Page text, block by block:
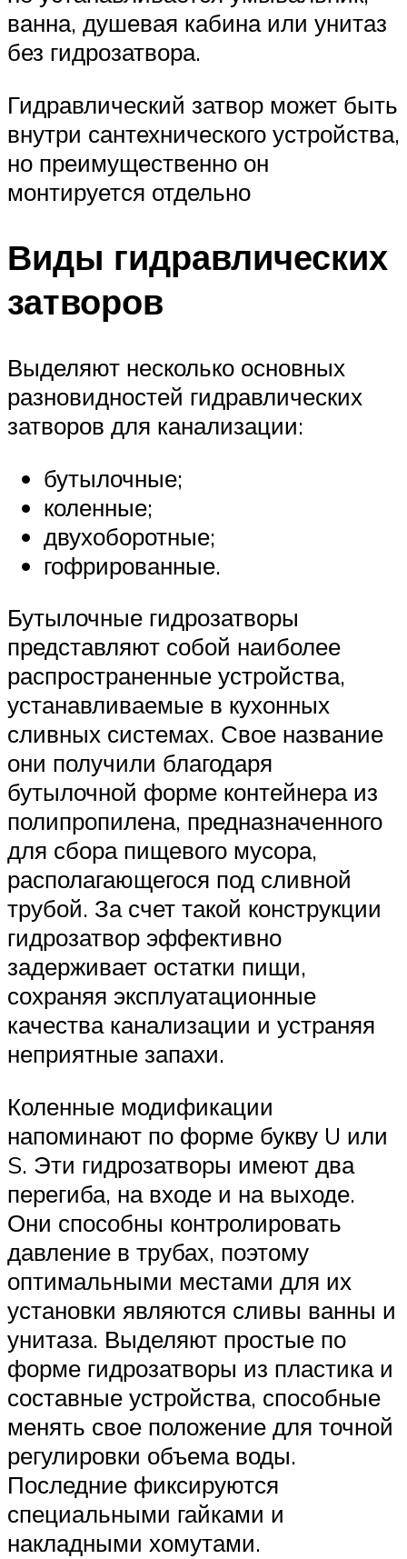
ванна, душевая кабина или унитаз
без гидрозатвора.
Гидравлический затвор может быть
внутри сантехнического устройства,
но преимущественно он
монтируется отдельно
Виды гидравлических
затворов
Выделяют несколько основных
разновидностей гидравлических
затворов для канализации:
бутылочные;
коленные;
двухоборотные;
гофрированные.
Бутылочные гидрозатворы
представляют собой наиболее
распространенные устройства,
устанавливаемые в кухонных
сливных системах. Свое название
они получили благодаря
бутылочной форме контейнера из
полипропилена, предназначенного
для сбора пищевого мусора,
располагающегося под сливной
трубой. За счет такой конструкции
гидрозатвор эффективно
задерживает остатки пищи,
сохраняя эксплуатационные
качества канализации и устраняя
неприятные запахи.
Коленные модификации
напоминают по форме букву U или
S. Эти гидрозатворы имеют два
перегиба, на входе и на выходе.
Они способны контролировать
давление в трубах, поэтому
оптимальными местами для их
установки являются сливы ванны и
унитаза. Выделяют простые по
форме гидрозатворы из пластика и
составные устройства, способные
менять свое положение для точной
регулировки объема воды.
Последние фиксируются
специальными гайками и
накладными хомутами.